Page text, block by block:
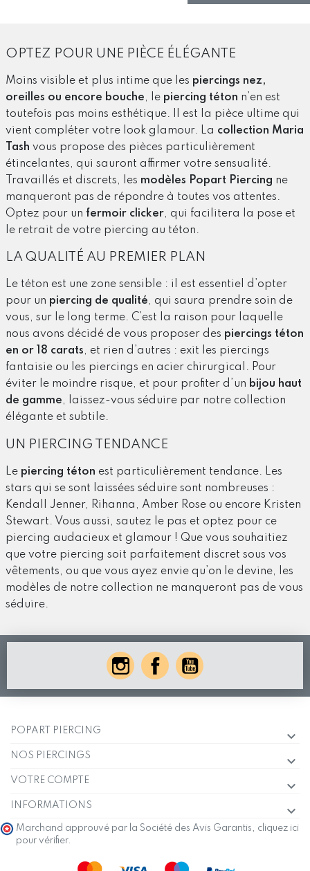
OPTEZ POUR UNE PIÈCE ÉLÉGANTE
Moins visible et plus intime que les piercings nez,
oreilles ou encore bouche, le piercing téton n’en est
toutefois pas moins esthétique. Il est la pièce ultime qui
vient compléter votre look glamour. La collection Maria
Tash vous propose des pièces particulièrement
étincelantes, qui sauront affirmer votre sensualité.
Travaillés et discrets, les modèles Popart Piercing ne
manqueront pas de répondre à toutes vos attentes.
Optez pour un fermoir clicker, qui facilitera la pose et
le retrait de votre piercing au téton.
LA QUALITÉ AU PREMIER PLAN
Le téton est une zone sensible : il est essentiel d’opter
pour un piercing de qualité, qui saura prendre soin de
vous, sur le long terme. C’est la raison pour laquelle
nous avons décidé de vous proposer des piercings téton
en or 18 carats, et rien d’autres : exit les piercings
fantaisie ou les piercings en acier chirurgical. Pour
éviter le moindre risque, et pour profiter d’un bijou haut
de gamme, laissez-vous séduire par notre collection
élégante et subtile.
UN PIERCING TENDANCE
Le piercing téton est particulièrement tendance. Les
stars qui se sont laissées séduire sont nombreuses :
Kendall Jenner, Rihanna, Amber Rose ou encore Kristen
Stewart. Vous aussi, sautez le pas et optez pour ce
piercing audacieux et glamour ! Que vous souhaitiez
que votre piercing soit parfaitement discret sous vos
vêtements, ou que vous ayez envie qu’on le devine, les
modèles de notre collection ne manqueront pas de vous
séduire.
POPART PIERCING
NOS PIERCINGS
VOTRE COMPTE
INFORMATIONS
Marchand approuvé par la Société des Avis Garantis, cliquez ici
pour vérifier.